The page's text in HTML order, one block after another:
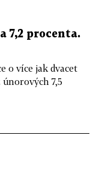
7,2 procenta.
o více jak dvacet
7,5